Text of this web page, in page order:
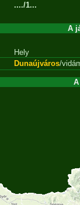
..../1...
A
Hely
Dunaújváros/